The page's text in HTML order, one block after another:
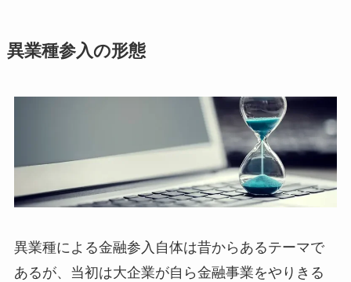
異業種参入の形態
異業種による金融参入自体は昔からあるテーマで
あるが、当初は大企業が自ら金融事業をやりきる